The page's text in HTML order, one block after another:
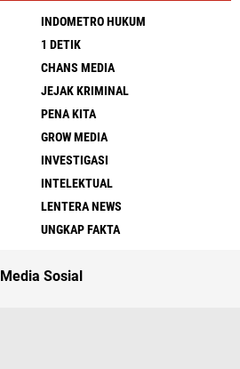
INDOMETRO HUKUM
1 DETIK
CHANS MEDIA
JEJAK KRIMINAL
PENA KITA
GROW MEDIA
INVESTIGASI
INTELEKTUAL
LENTERA NEWS
UNGKAP FAKTA
Media Sosial